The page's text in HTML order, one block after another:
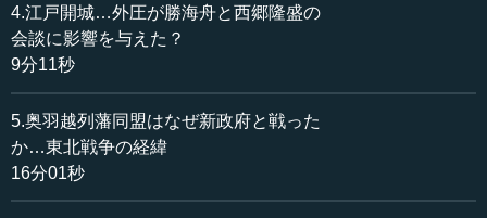
中、万延元（1860）年の咸臨丸で渡米、帰国した11月に幕
府に採用されます。それからちょうど1年たつと、遣欧使節
団が組織されるというので、今度はそこに加えられます。
遣欧使節団とは何かというと、安政5（1858）年の条約
で幕府が一定期間のうちに神奈川、長崎、函館、新潟、兵
庫の5港と江戸、大坂の開市を約束したところまでさかのぼ
る必要があります。
4.江戸開城…外圧が勝海舟と西郷隆盛の
会談に影響を与えた？
9分11秒
5.奥羽越列藩同盟はなぜ新政府と戦った
か…東北戦争の経緯
16分01秒